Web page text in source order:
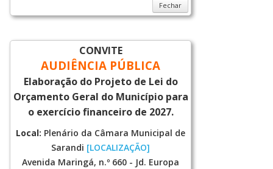
Fechar
CONVITE
AUDIÊNCIA PÚBLICA
Elaboração do Projeto de Lei do
Orçamento Geral do Município para
o exercício financeiro de 2027.
Local: Plenário da Câmara Municipal de
Sarandi [LOCALIZAÇÃO]
Avenida Maringá, n.º 660 - Jd. Europa